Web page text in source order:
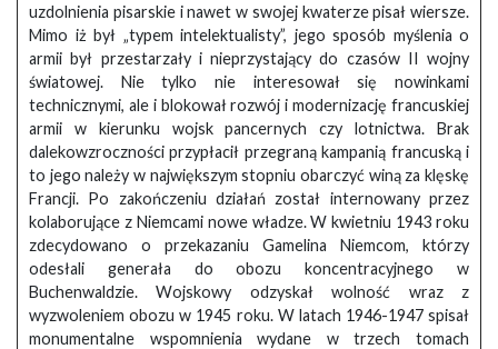
uzdolnienia pisarskie i nawet w swojej kwaterze pisał wiersze.
Mimo iż był „typem intelektualisty”, jego sposób myślenia o
armii był przestarzały i nieprzystający do czasów II wojny
światowej. Nie tylko nie interesował się nowinkami
technicznymi, ale i blokował rozwój i modernizację francuskiej
armii w kierunku wojsk pancernych czy lotnictwa. Brak
dalekowzroczności przypłacił przegraną kampanią francuską i
to jego należy w największym stopniu obarczyć winą za klęskę
Francji. Po zakończeniu działań został internowany przez
kolaborujące z Niemcami nowe władze. W kwietniu 1943 roku
zdecydowano o przekazaniu Gamelina Niemcom, którzy
odesłali generała do obozu koncentracyjnego w
Buchenwaldzie. Wojskowy odzyskał wolność wraz z
wyzwoleniem obozu w 1945 roku. W latach 1946-1947 spisał
monumentalne wspomnienia wydane w trzech tomach